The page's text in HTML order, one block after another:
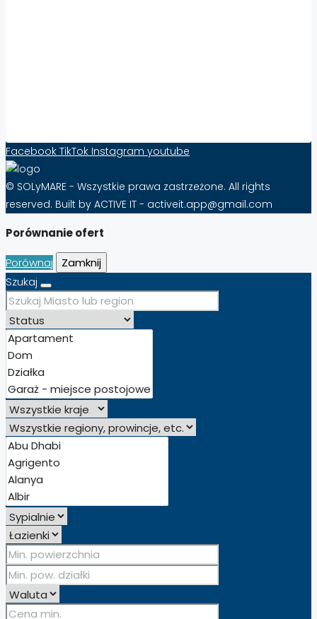
Facebook TikTok Instagram youtube
© SOLyMARE - Wszystkie prawa zastrzeżone. All rights
reserved. Built by ACTIVE IT - activeit.app@gmail.com
Porównanie ofert
Porównaj
Zamknij
Szukaj